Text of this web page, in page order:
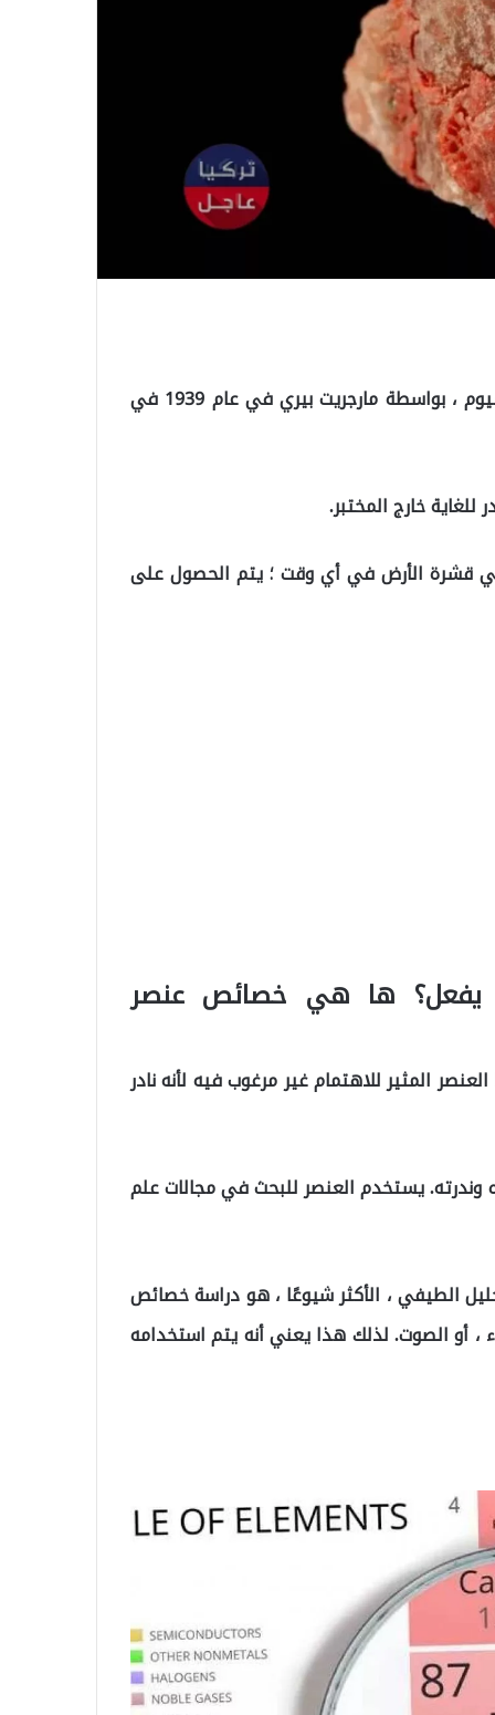
تم اكتشاف العنصر الأكثر ندرة في العالم ، وهو الفرانسيوم ، بواسطة مارجريت بيري في عام 1939 في
خارج المختبر.
من هذا النظير في قشرة الأرض في أي وقت ؛ يتم الحصول على
يفعل؟ ها هي خصائص عنصر
المثير للاهتمام غير مرغوب فيه لأنه نادر
وندرته. يستخدم العنصر للبحث في مجالات علم
الطيفي ، الأكثر شيوعًا ، هو دراسة خصائص
، أو الصوت. لذلك هذا يعني أنه يتم استخدامه